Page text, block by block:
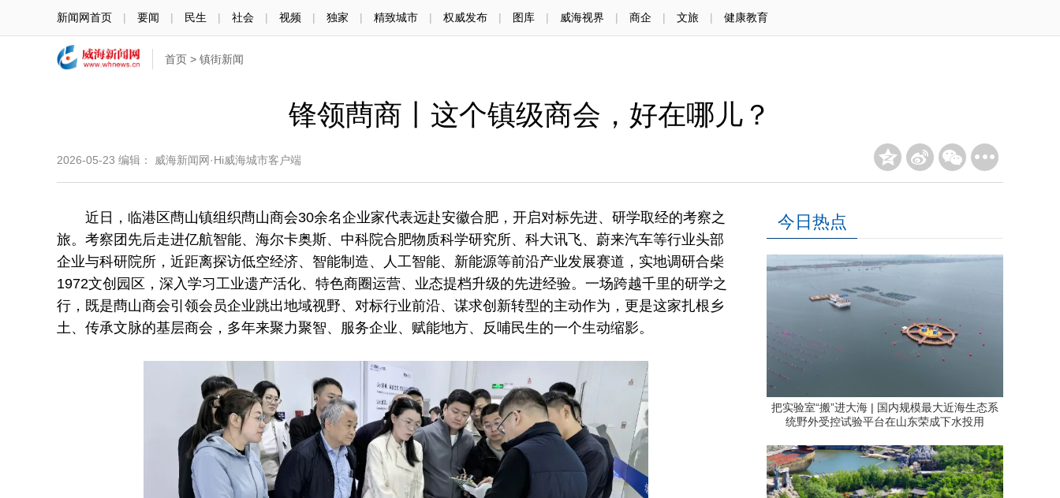
新闻网首页 | 要闻 | 民生 | 社会 | 视频 | 独家 | 精致城市 | 权威发布 | 图库 | 威海视界 | 商企 | 文旅 | 健康教育
首页 > 镇街新闻
锋领蔄商丨这个镇级商会，好在哪儿？
2026-05-23 编辑： 威海新闻网·Hi威海城市客户端
近日，临港区蔄山镇组织蔄山商会30余名企业家代表远赴安徽合肥，开启对标先进、研学取经的考察之
旅。考察团先后走进亿航智能、海尔卡奥斯、中科院合肥物质科学研究所、科大讯飞、蔚来汽车等行业头部
企业与科研院所，近距离探访低空经济、智能制造、人工智能、新能源等前沿产业发展赛道，实地调研合柴
1972文创园区，深入学习工业遗产活化、特色商圈运营、业态提档升级的先进经验。一场跨越千里的研学之
行，既是蔄山商会引领会员企业跳出地域视野、对标行业前沿、谋求创新转型的主动作为，更是这家扎根乡
土、传承文脉的基层商会，多年来聚力聚智、服务企业、赋能地方、反哺民生的一个生动缩影。
今日热点
把实验室“搬”进大海 | 国内规模最大近海生态系
统野外受控试验平台在山东荣成下水投用